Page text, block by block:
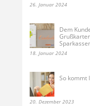
26. Januar 2024
Dem
18. Januar 2024
So kommt
20. Dezember 2023